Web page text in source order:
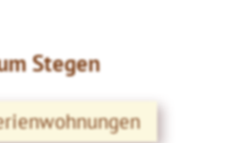
Stegen